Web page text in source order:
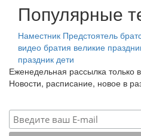
Популярные
Наместник Предстоятель
видео братия великие
праздник дети
Еженедельная рассылка только
Новости, расписание, новое в